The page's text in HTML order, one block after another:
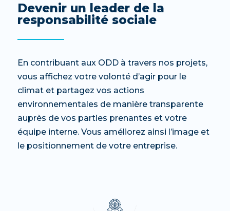
Devenir un leader de la
responsabilité sociale
En contribuant aux ODD à travers nos projets,
vous affichez votre volonté d’agir pour le
climat et partagez vos actions
environnementales de manière transparente
auprès de vos parties prenantes et votre
équipe interne. Vous améliorez ainsi l’image et
le positionnement de votre entreprise.